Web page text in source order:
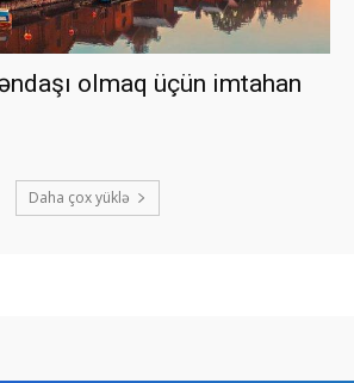
olmaq üçün imtahan
Daha çox yüklə